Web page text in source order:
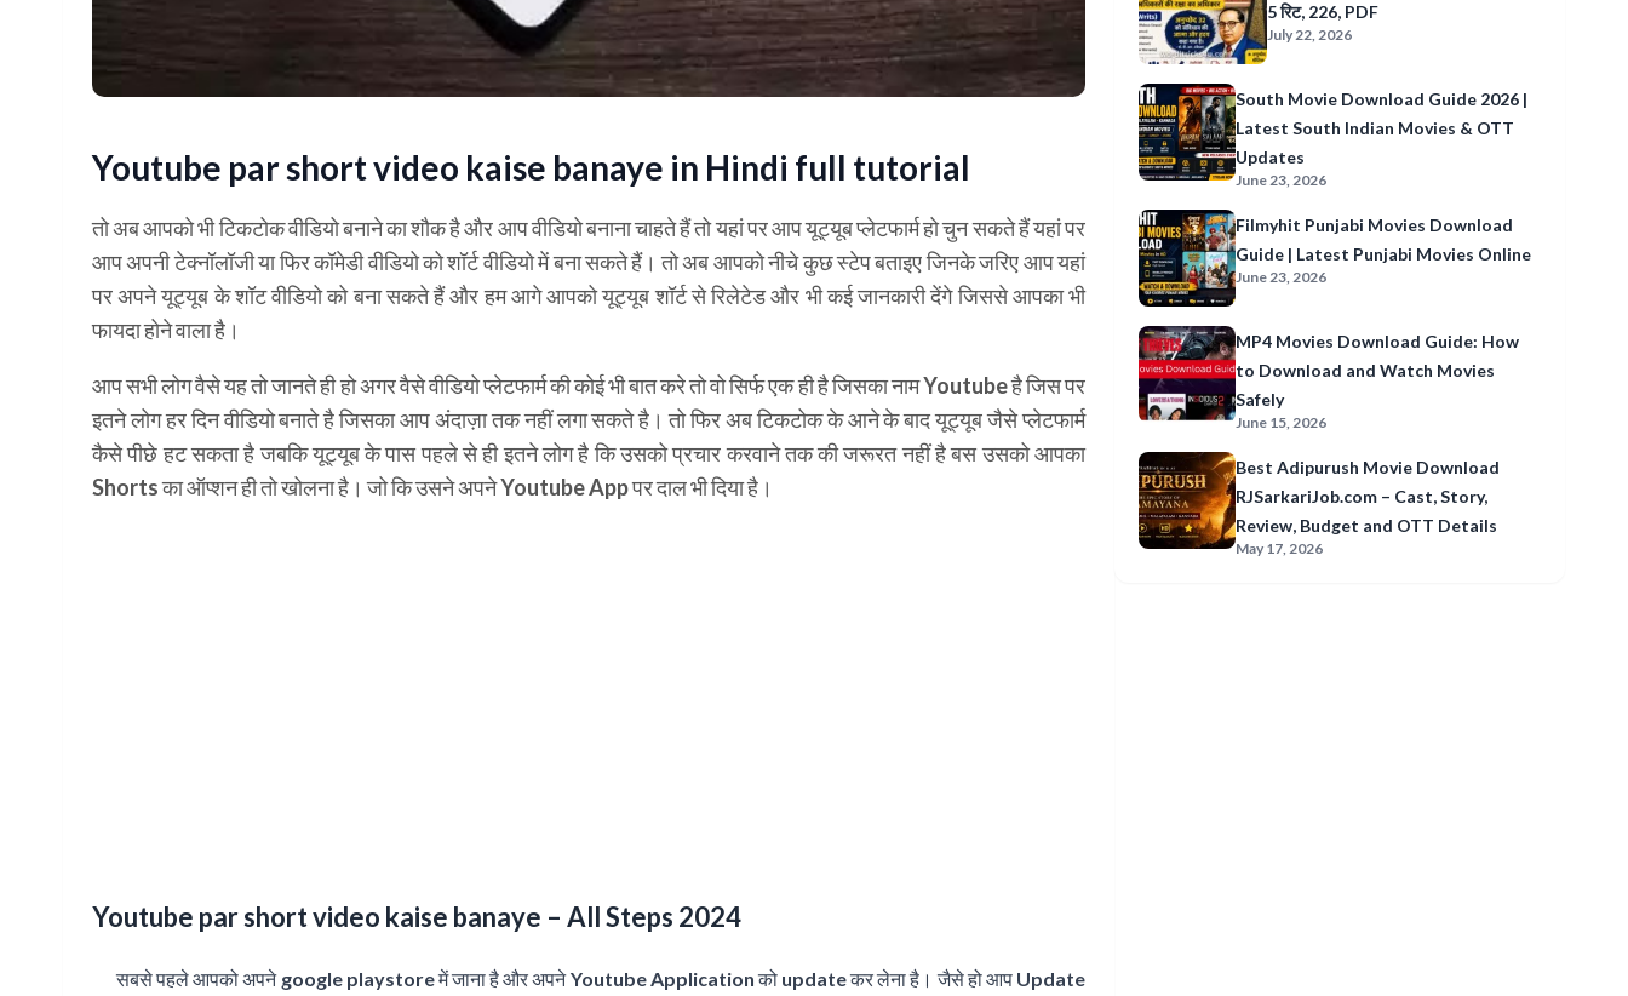
Youtube par short video kaise banaye in Hindi full tutorial
तो अब आपको भी टिकटोक वीडियो बनाने का शौक है और आप वीडियो बनाना चाहते हैं तो यहां पर आप यूट्यूब प्लेटफार्म हो चुन सकते हैं यहां पर
आप अपनी टेक्नॉलॉजी या फिर कॉमेडी वीडियो को शॉर्ट वीडियो में बना सकते हैं।तो अब आपको नीचे कुछ स्टेप बताइए जिनके जरिए आप यहां
पर अपने यूट्यूब के शॉट वीडियो को बना सकते हैं और हम आगे आपको यूट्यूब शॉर्ट से रिलेटेड और भी कई जानकारी देंगे जिससे आपका भी
फायदा होने वाला है।
आप सभी लोग वैसे यह तो जानते ही हो अगर वैसे वीडियो प्लेटफार्म की कोई भी बात करे तो वो सिर्फ एक ही है जिसका नाम Youtube है जिस पर
इतने लोग हर दिन वीडियो बनाते है जिसका आप अंदाज़ा तक नहीं लगा सकते है। तो फिर अब टिकटोक के आने के बाद यूट्यूब जैसे प्लेटफार्म
कैसे पीछे हट सकता है जबकि यूट्यूब के पास पहले से ही इतने लोग है कि उसको प्रचार करवाने तक की जरूरत नहीं है बस उसको आपका
Shorts का ऑप्शन ही तो खोलना है। जो कि उसने अपने Youtube App पर दाल भी दिया है।
Youtube par short video kaise banaye – All Steps 2024
सबसे पहले आपको अपने google playstoreमें जाना है और अपनेYoutube Applicationकोupdateकर लेना है। जैसे हो आप Update
5 रिट, 226, PDF
July 22, 2026
South Movie Download Guide 2026 |
Latest South Indian Movies & OTT
Updates
June 23, 2026
Filmyhit Punjabi Movies Download
Guide | Latest Punjabi Movies Online
June 23, 2026
MP4 Movies Download Guide: How
to Download and Watch Movies
Safely
June 15, 2026
Best Adipurush Movie Download
RJSarkariJob.com – Cast, Story,
Review, Budget and OTT Details
May 17, 2026